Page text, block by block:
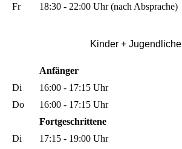
Fr
18:30 - 22:00 Uhr (nach Absprache)
Kinder + Jugendliche
Anfänger
Di
16:00 - 17:15 Uhr
Do
16:00 - 17:15 Uhr
Fortgeschrittene
Di
17:15 - 19:00 Uhr